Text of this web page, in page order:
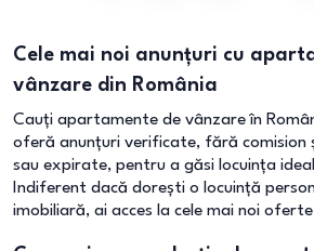
Cele mai noi anunțuri cu
vânzare din România
Cauți apartamente de vânzare în
oferă anunțuri verificate, fără comision
sau expirate, pentru a găsi locuința
Indiferent dacă dorești o locuință
imobiliară, ai acces la cele mai noi